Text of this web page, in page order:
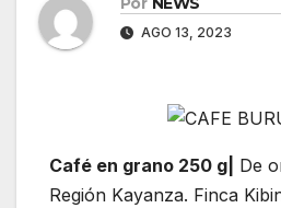
AGO 13, 2023
Café en grano 250 g| De
Región Kayanza. Finca